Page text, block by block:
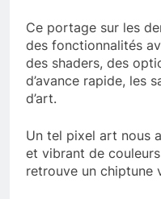
Ce portage sur les
des fonctionnalités
des shaders, des
d’avance rapide, les
d’art.
Un tel pixel art nous
et vibrant de
retrouve un chiptune